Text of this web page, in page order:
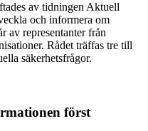
av tidningen Aktuell
och informera om
av representanter från
Rådet träffas tre till
säkerhetsfrågor.
först